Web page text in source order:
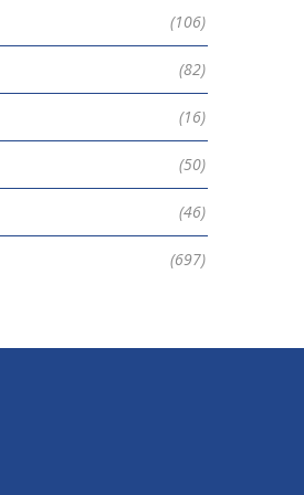
(106)
(82)
(16)
(50)
(46)
(697)